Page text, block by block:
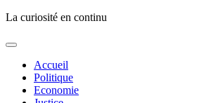
La curiosité en continu
Accueil
Politique
Economie